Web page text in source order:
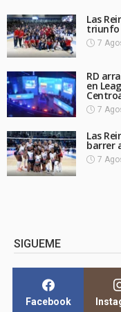
Las
triunfo
7
RD
en
7
Las
barrer
7
SIGUEME
Facebook